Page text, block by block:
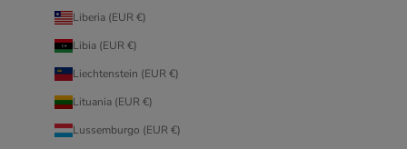
Liberia (EUR €)
Libia (EUR €)
Liechtenstein (EUR €)
Lituania (EUR €)
Lussemburgo (EUR €)